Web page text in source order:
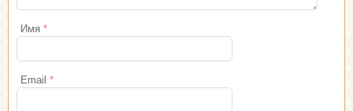
Имя *
Email *